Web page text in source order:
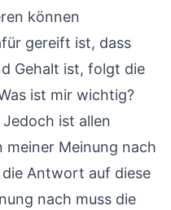
können
gereift ist, dass
Gehalt ist, folgt die
ist mir wichtig?
ist allen
meiner Meinung nach
Antwort auf diese
nach muss die